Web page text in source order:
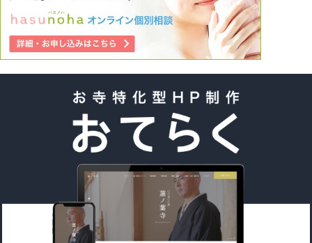
古することで救われた経緯もありましたし、昇段もさせても
らえました。大会で個人演武の機会を頂きましたので、簡単
に変えていいものかと迷いがあります。